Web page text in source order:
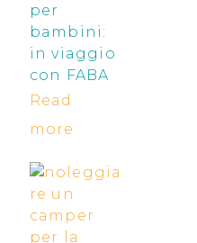
per
bambini:
in viaggio
con FABA
Read
more